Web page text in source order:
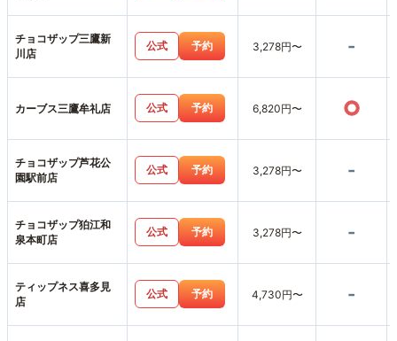
チョコザップ三鷹新
川店
公式 予約 3,278円〜 -
カーブス三鷹牟礼店 公式 予約 6,820円〜 ○
チョコザップ芦花公
園駅前店
公式 予約 3,278円〜 -
チョコザップ狛江和
泉本町店
公式 予約 3,278円〜 -
ティップネス喜多見
店
公式 予約 4,730円〜 -